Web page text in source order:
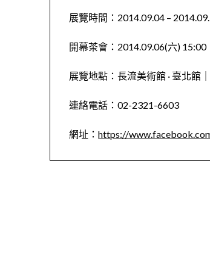
展覽時間：2014.09.04 –
開幕茶會：2014.09.06(六) 15:00
展覽地點：長流美術館 · 臺北館
連絡電話：02-2321-6603
網址：https://